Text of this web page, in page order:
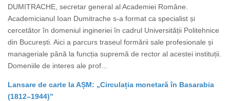
DUMITRACHE, secretar general al Academiei Române.
Academicianul Ioan Dumitrache s-a format ca specialist și
cercetător în domeniul ingineriei în cadrul Universității Politehnice
din București. Aici a parcurs traseul formării sale profesionale și
manageriale până la funcția supremă de rector al acestei instituții.
Domeniile de interes ale prof...
Lansare de carte la AȘM: „Circulația monetară în Basarabia
(1812–1944)”